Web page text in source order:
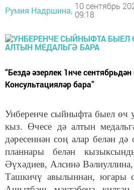
Румия Надршина, 10 сентябрь
09:18
“Бездә әзерлек 1нче
Консультацияләр бара”
Унберенче сыйныфта быел өч
кыз. Өчесе дә алтын
дәресеннән соң алар белән
планнары белән
Әүхәдиев, Алсинә
Ташкичү авылыннан, югары